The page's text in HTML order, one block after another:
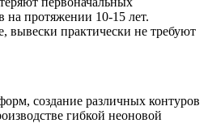
на протяжении 10-15 лет.
вывески практически не требуют
создание различных контуров
гибкой неоновой